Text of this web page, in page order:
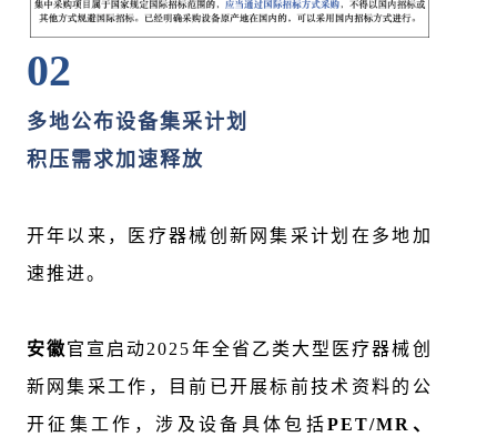
02
多地公布设备集采计划
积压需求加速释放
开年以来，医疗器械创新网集采计划在多地加
速推进。
安徽官宣 启动2025年全省乙类大型医疗器械创
新网集采工作，目前已开展标前技术资料的公
开征集工作，涉及设备具体包括PET/MR 、